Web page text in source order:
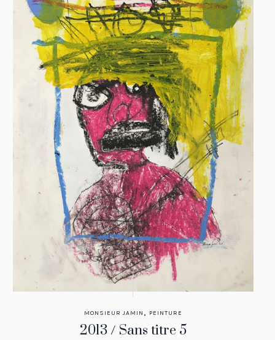
MONSIEUR JAMIN , PEINTURE
2013 / Sans titre 5